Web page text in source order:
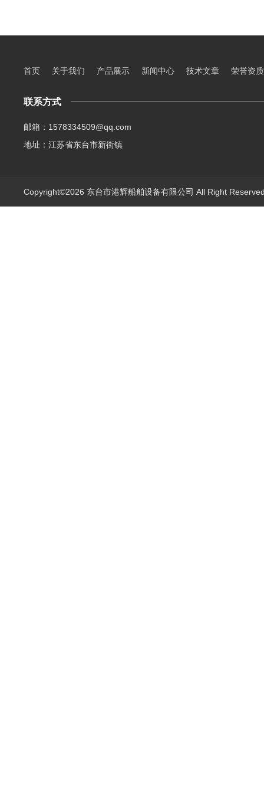
首页 关于我们 产品展示 新闻中心 技术文章 荣誉资质
联系方式
邮箱：1578334509@qq.com
地址：江苏省东台市新街镇
Copyright©2026 东台市港辉船舶设备有限公司 All Right